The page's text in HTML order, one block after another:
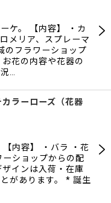
ケ。 【内容】 ・カ
メリア、スプレーマ
のフラワーショップ
花の内容や花器の
…
ラーローズ（花器
内容】 ・バラ ・花
ショップからの配
インは入荷・在庫
があります。 * 誕生